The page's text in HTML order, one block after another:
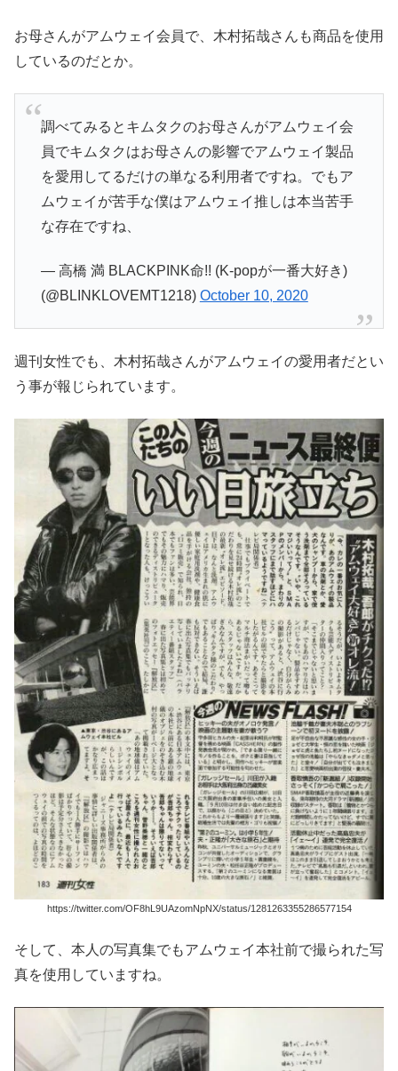
お母さんがアムウェイ会員で、木村拓哉さんも商品を使用
しているのだとか。
調べてみるとキムタクのお母さんがアムウェイ会
員でキムタクはお母さんの影響でアムウェイ製品
を愛用してるだけの単なる利用者ですね。でもア
ムウェイが苦手な僕はアムウェイ推しは本当苦手
な存在ですね、
— 高橋 満 BLACKPINK命!! (K-popが一番大好き)
(@BLINKLOVEMT1218) October 10, 2020
週刊女性でも、木村拓哉さんがアムウェイの愛用者だとい
う事が報じられています。
https://twitter.com/OF8hL9UAzomNpNX/status/1281263355286577154
そして、本人の写真集でもアムウェイ本社前で撮られた写
真を使用していますね。